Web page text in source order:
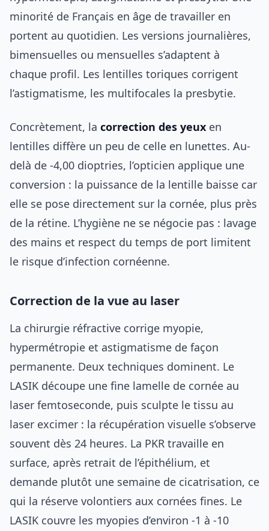
minorité de Français en âge de travailler en
portent au quotidien. Les versions journalières,
bimensuelles ou mensuelles s’adaptent à
chaque profil. Les lentilles toriques corrigent
l’astigmatisme, les multifocales la presbytie.
Concrètement, la correction des yeux en
lentilles diffère un peu de celle en lunettes. Au-
delà de -4,00 dioptries, l’opticien applique une
conversion : la puissance de la lentille baisse car
elle se pose directement sur la cornée, plus près
de la rétine. L’hygiène ne se négocie pas : lavage
des mains et respect du temps de port limitent
le risque d’infection cornéenne.
Correction de la vue au laser
La chirurgie réfractive corrige myopie,
hypermétropie et astigmatisme de façon
permanente. Deux techniques dominent. Le
LASIK découpe une fine lamelle de cornée au
laser femtoseconde, puis sculpte le tissu au
laser excimer : la récupération visuelle s’observe
souvent dès 24 heures. La PKR travaille en
surface, après retrait de l’épithélium, et
demande plutôt une semaine de cicatrisation, ce
qui la réserve volontiers aux cornées fines. Le
LASIK couvre les myopies d’environ -1 à -10